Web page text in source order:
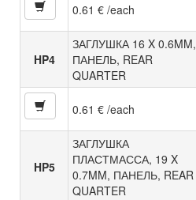
0.61 € /each
HP4
ЗАГЛУШКА 16 X 0.6MM,
ПАНЕЛЬ, REAR
QUARTER
0.61 € /each
HP5
ЗАГЛУШКА
ПЛАСТМАССА, 19 X
0.7MM, ПАНЕЛЬ, REAR
QUARTER